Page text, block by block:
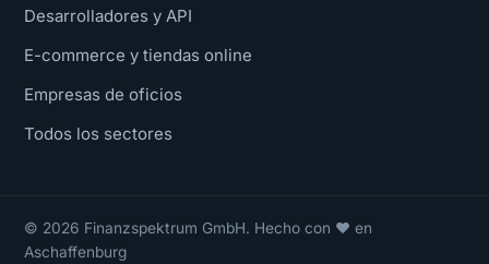
Desarrolladores y API
E-commerce y tiendas online
Empresas de oficios
Todos los sectores
© 2026 Finanzspektrum GmbH. Hecho con ❤ en
Aschaffenburg